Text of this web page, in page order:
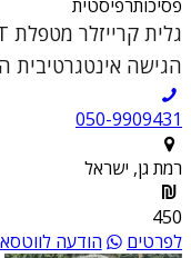
פסיכותרפיסטית
הגישה אינטגרטיבית
050-9909431
רמת גן, ישראל
450
לפרטים
הודעה